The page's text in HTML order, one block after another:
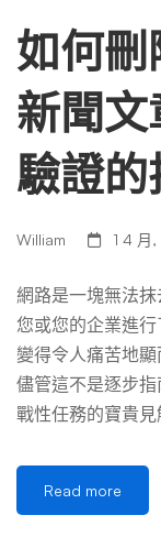
文章所需的投資
的價格。相反，
而有所不同。 對
挑戰性。您不僅
來說服該新聞媒
的文章數量以及
要投入更多的時
整個過程可能會
求專家幫助並聘
薦亞洲排名第一
的定價，起價為
如何
新聞
驗證的
William 1 4 月
網路是一塊無法
您或您的企業進
變得令人痛苦地
儘管這不是逐步
戰性任務的寶貴見
的具體建議。 線
您的網路聲譽就
Read more